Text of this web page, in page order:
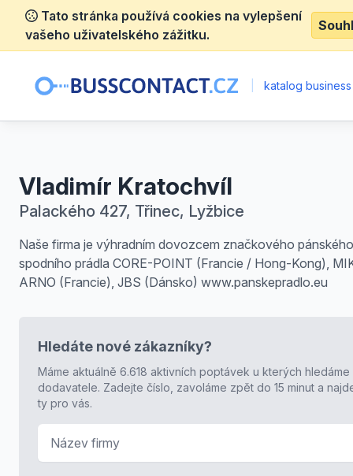
Tato stránka používá cookies na vylepšení
vašeho uživatelského zážitku.
katalog
Vladimír Kratochvíl
Palackého 427, Třinec, Lyžbice
Naše firma je výhradním dovozcem značkového pánského
spodního prádla CORE-POINT (Francie / Hong-Kong),
ARNO (Francie), JBS (Dánsko) www.panskepradlo.eu
Hledáte nové zákazníky?
Máme aktuálně 6.618 aktivních poptávek u kterých hledáme
dodavatele. Zadejte číslo, zavoláme zpět do 15 minut a
ty pro vás.